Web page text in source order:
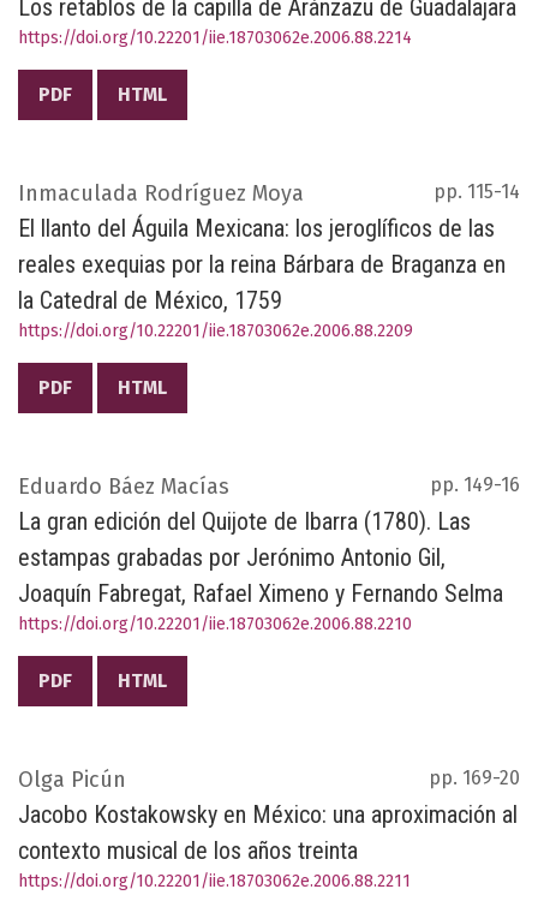
Los retablos de la capilla de Aránzazu de Guadalajara
https://doi.org/10.22201/iie.18703062e.2006.88.2214
PDF HTML
Inmaculada Rodríguez Moya pp. 115-14
El llanto del Águila Mexicana: los jeroglíficos de las
reales exequias por la reina Bárbara de Braganza en
la Catedral de México, 1759
https://doi.org/10.22201/iie.18703062e.2006.88.2209
PDF HTML
Eduardo Báez Macías pp. 149-16
La gran edición del Quijote de Ibarra (1780). Las
estampas grabadas por Jerónimo Antonio Gil,
Joaquín Fabregat, Rafael Ximeno y Fernando Selma
https://doi.org/10.22201/iie.18703062e.2006.88.2210
PDF HTML
Olga Picún pp. 169-20
Jacobo Kostakowsky en México: una aproximación al
contexto musical de los años treinta
https://doi.org/10.22201/iie.18703062e.2006.88.2211